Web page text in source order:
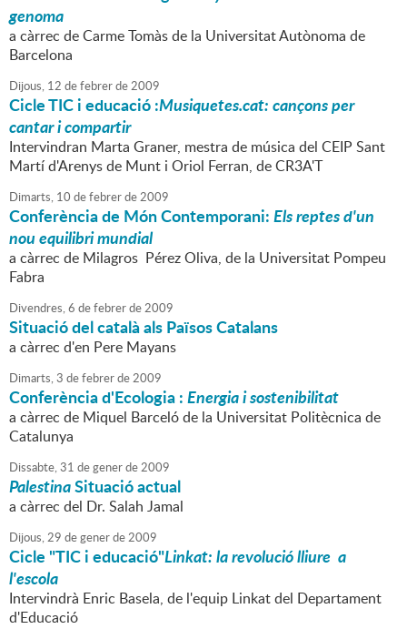
genoma
a càrrec de Carme Tomàs de la Universitat Autònoma de
Barcelona
Dijous, 12 defebrerde2009
Cicle TIC i educació :Musiquetes.cat: cançons per
cantar i compartir
Intervindran Marta Graner, mestra de música del CEIP Sant
Martí d'Arenys de Munt i Oriol Ferran, de CR3A'T
Dimarts, 10 defebrerde2009
Conferència de Món Contemporani:Els reptes d'un
nou equilibri mundial
a càrrec de Milagros Pérez Oliva, de la Universitat Pompeu
Fabra
Divendres,6 defebrerde2009
Situació del català als Països Catalans
a càrrec d'en Pere Mayans
Dimarts,3 defebrerde2009
Conferència d'Ecologia :Energia i sostenibilitat
a càrrec de Miquel Barceló de la Universitat Politècnica de
Catalunya
Dissabte,31 degenerde2009
PalestinaSituació actual
a càrrec del Dr. Salah Jamal
Dijous,29 degenerde2009
Cicle "TIC i educació"Linkat: la revolució lliure a
l'escola
Intervindrà Enric Basela, de l'equip Linkat del Departament
d'Educació